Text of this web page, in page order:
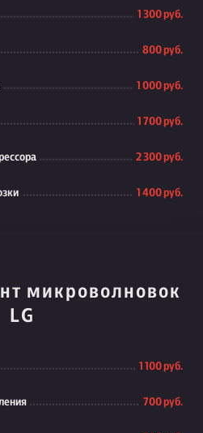
1 300 руб.
800 руб.
1 000 руб.
1 700 руб.
2 300 руб.
1 400 руб.
микроволновок
LG
1 100 руб.
700 руб.